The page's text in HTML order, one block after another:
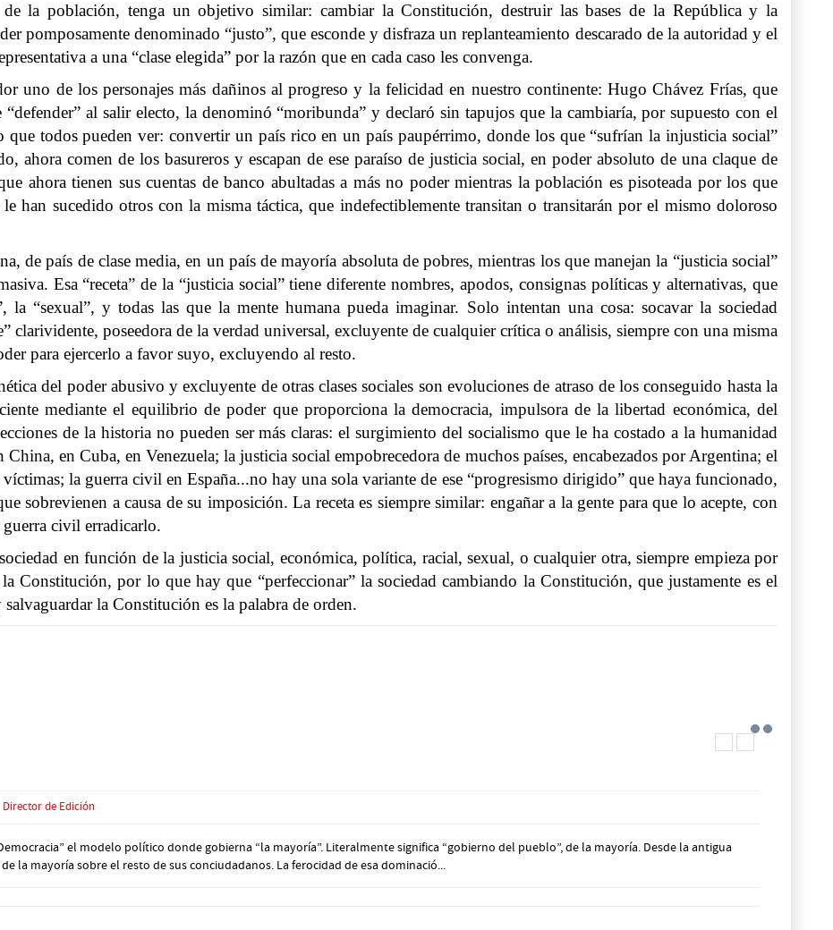
la población, tenga un objetivo similar: cambiar la Constitución, destruir las bases de la República y la
pomposamente denominado “justo”, que esconde y disfraza un replanteamiento descarado de la autoridad y el
a una “clase elegida” por la razón que en cada caso les convenga.
uno de los personajes más dañinos al progreso y la felicidad en nuestro continente: Hugo Chávez Frías, que
al salir electo, la denominó “moribunda” y declaró sin tapujos que la cambiaría, por supuesto con el
todos pueden ver: convertir un país rico en un país paupérrimo, donde los que “sufrían la injusticia social”
ahora comen de los basureros y escapan de ese paraíso de justicia social, en poder absoluto de una claque de
ahora tienen sus cuentas de banco abultadas a más no poder mientras la población es pisoteada por los que
han sucedido otros con la misma táctica, que indefectiblemente transitan o transitarán por el mismo doloroso
de país de clase media, en un país de mayoría absoluta de pobres, mientras los que manejan la “justicia social”
Esa “receta” de la “justicia social” tiene diferente nombres, apodos, consignas políticas y alternativas, que
la “sexual”, y todas las que la mente humana pueda imaginar. Solo intentan una cosa: socavar la sociedad
clarividente, poseedora de la verdad universal, excluyente de cualquier crítica o análisis, siempre con una misma
para ejercerlo a favor suyo, excluyendo al resto.
del poder abusivo y excluyente de otras clases sociales son evoluciones de atraso de los conseguido hasta la
mediante el equilibrio de poder que proporciona la democracia, impulsora de la libertad económica, del
de la historia no pueden ser más claras: el surgimiento del socialismo que le ha costado a la humanidad
en Cuba, en Venezuela; la justicia social empobrecedora de muchos países, encabezados por Argentina; el
la guerra civil en España...no hay una sola variante de ese “progresismo dirigido” que haya funcionado,
sobrevienen a causa de su imposición. La receta es siempre similar: engañar a la gente para que lo acepte, con
guerra civil erradicarlo.
en función de la justicia social, económica, política, racial, sexual, o cualquier otra, siempre empieza por
Constitución, por lo que hay que “perfeccionar” la sociedad cambiando la Constitución, que justamente es el
la Constitución es la palabra de orden.
Director de Edición
el modelo político donde gobierna “la mayoría”. Literalmente significa “gobierno del pueblo”, de la mayoría. Desde la antigua
la mayoría sobre el resto de sus conciudadanos. La ferocidad de esa dominació...